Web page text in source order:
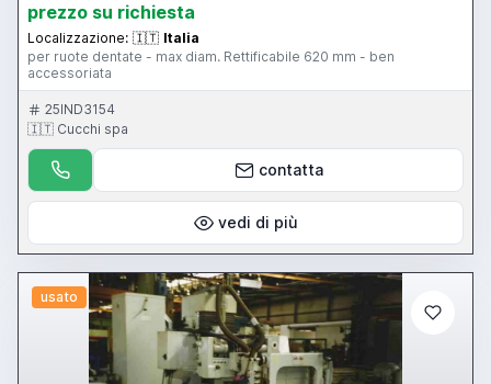
prezzo su richiesta
Localizzazione: 🇮🇹 Italia
per ruote dentate - max diam. Rettificabile 620 mm - ben
accessoriata
25IND3154
🇮🇹 Cucchi spa
contatta
vedi di più
usato